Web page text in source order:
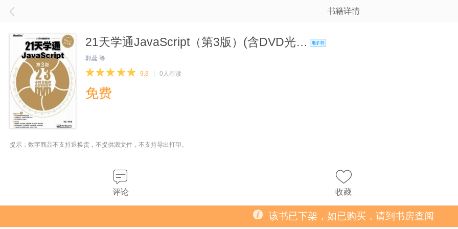
书籍详情
21天学通JavaScript（第3版）(含DVD光…
郭蕊 等
9.8 0人在读
免费
提示：数字商品不支持退换货，不提供源文件，不支持导出打印。
评论 收藏
该书已下架，如已购买，请到书房查阅